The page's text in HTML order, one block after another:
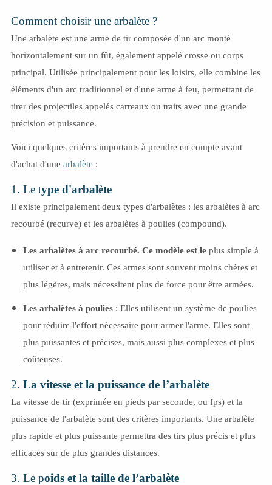
Comment choisir une arbalète ?
Une arbalète est une arme de tir composée d'un arc monté
horizontalement sur un fût, également appelé crosse ou corps
principal. Utilisée principalement pour les loisirs, elle combine les
éléments d'un arc traditionnel et d'une arme à feu, permettant de
tirer des projectiles appelés carreaux ou traits avec une grande
précision et puissance.
Voici quelques critères importants à prendre en compte avant
d'achat d'une arbalète :
1. Le type d'arbalète
Il existe principalement deux types d'arbalètes : les arbalètes à arc
recourbé (recurve) et les arbalètes à poulies (compound).
Les arbalètes à arc recourbé. Ce modèle est le plus simple à
utiliser et à entretenir. Ces armes sont souvent moins chères et
plus légères, mais nécessitent plus de force pour être armées.
Les arbalètes à poulies : Elles utilisent un système de poulies
pour réduire l'effort nécessaire pour armer l'arme. Elles sont
plus puissantes et précises, mais aussi plus complexes et plus
coûteuses.
2. La vitesse et la puissance de l’arbalète
La vitesse de tir (exprimée en pieds par seconde, ou fps) et la
puissance de l'arbalète sont des critères importants. Une arbalète
plus rapide et plus puissante permettra des tirs plus précis et plus
efficaces sur de plus grandes distances.
3. Le poids et la taille de l’arbalète